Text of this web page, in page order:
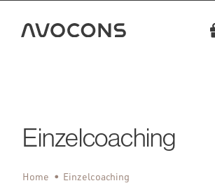
Inhalt
Einzelcoaching
Home Einzelcoaching